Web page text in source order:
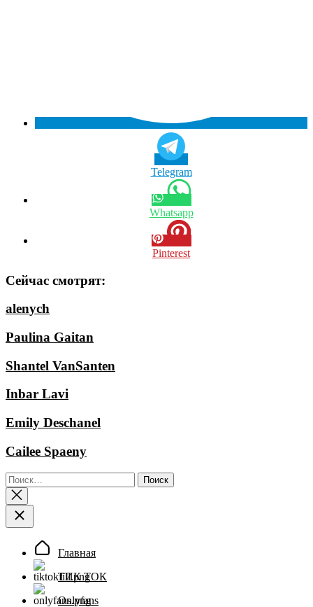
Telegram
Whatsapp
Pinterest
Сейчас смотрят:
alenych
Paulina Gaitan
Shantel VanSanten
Inbar Lavi
Emily Deschanel
Cailee Spaeny
Найти:
Главная
ТИК ТОК
Onlyfans